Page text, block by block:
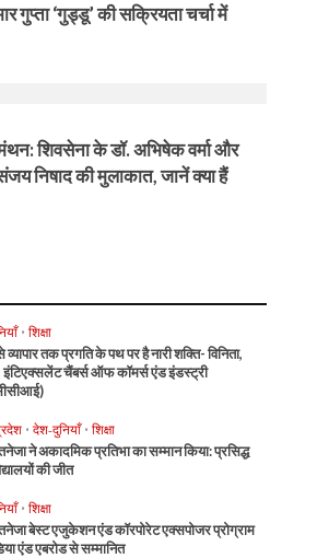
गुप्ता ‘गुड्डू’ की सक्रियता चर्चा में
शिवसेना के डॉ. अभिषेक वर्मा और
संजय निषाद की मुलाकात, जानें क्या हैं
• शिक्षा
व्यापार तक प्रगति के पथ पर है नारी शक्ति- विनिता,
इंटिएक्सलेंट चैंबर्स ऑफ कॉमर्स एंड इंडस्ट्री
• देश-दुनियाँ • शिक्षा
ने अकादमिक प्रतिभा का सम्मान किया: प्रसिद्ध
की जीत
• शिक्षा
बेस्ट एजुकेशन एंड कॉरपोरेट एक्सपोजर प्रोग्राम
एंड एबरोड से सम्मानित